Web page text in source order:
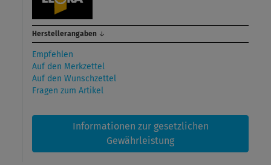
Herstellerangaben ↓
Empfehlen
Auf den Merkzettel
Auf den Wunschzettel
Fragen zum Artikel
Informationen zur gesetzlichen
Gewährleistung